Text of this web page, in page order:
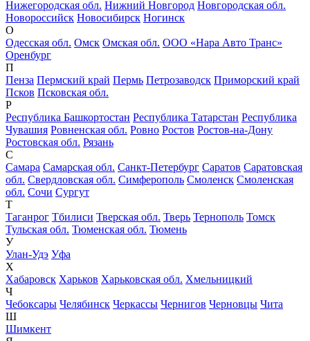
Нижегородская обл. Нижний Новгород Новгородская обл.
Новороссийск Новосибирск Ногинск
О
Одесская обл. Омск Омская обл. ООО «Нара Авто Транс»
Оренбург
П
Пенза Пермский край Пермь Петрозаводск Приморский край
Псков Псковская обл.
Р
Республика Башкортостан Республика Татарстан Республика
Чувашия Ровненская обл. Ровно Ростов Ростов-на-Дону
Ростовская обл. Рязань
С
Самара Самарская обл. Санкт-Петербург Саратов Саратовская
обл. Свердловская обл. Симферополь Смоленск Смоленская
обл. Сочи Сургут
Т
Таганрог Тбилиси Тверская обл. Тверь Тернополь Томск
Тульская обл. Тюменская обл. Тюмень
У
Улан-Удэ Уфа
Х
Хабаровск Харьков Харьковская обл. Хмельницкий
Ч
Чебоксары Челябинск Черкассы Чернигов Черновцы Чита
Ш
Шимкент